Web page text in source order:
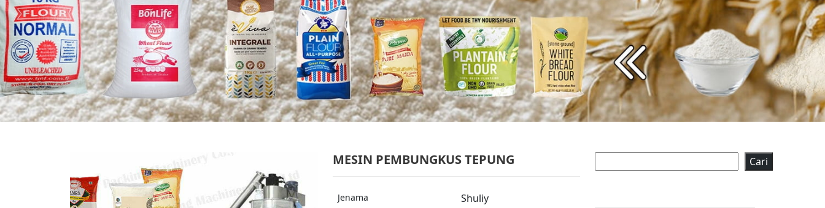
MESIN PEMBUNGKUS TEPUNG
Jenama Shuliy
Cari